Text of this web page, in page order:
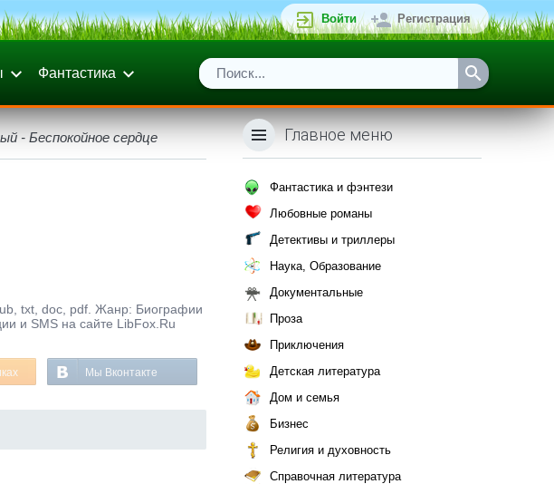
Войти Регистрация
Фантастика
- Беспокойное сердце
txt, doc, pdf. Жанр: Биографии
и SMS на сайте LibFox.Ru
Мы Вконтакте
Главное меню
Фантастика и фэнтези
Любовные романы
Детективы и триллеры
Наука, Образование
Документальные
Проза
Приключения
Детская литература
Дом и семья
Бизнес
Религия и духовность
Справочная литература